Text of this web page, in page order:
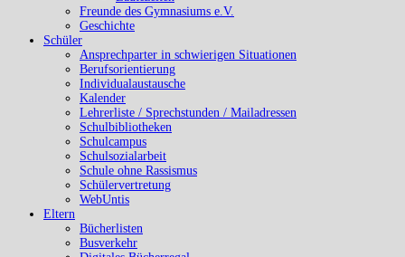
Freunde des Gymnasiums e.V.
Geschichte
Schüler
Ansprechparter in schwierigen Situationen
Berufsorientierung
Individualaustausche
Kalender
Lehrerliste / Sprechstunden / Mailadressen
Schulbibliotheken
Schulcampus
Schulsozialarbeit
Schule ohne Rassismus
Schülervertretung
WebUntis
Eltern
Bücherlisten
Busverkehr